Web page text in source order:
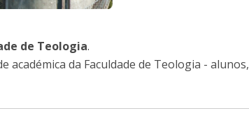
de Teologia.
da Faculdade de Teologia - alunos,